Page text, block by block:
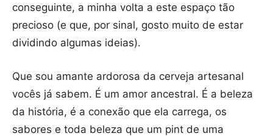
conseguinte, a minha volta a este espaço tão
precioso (e que, por sinal, gosto muito de estar
dividindo algumas ideias).
Que sou amante ardorosa da cerveja artesanal
vocês já sabem. É um amor ancestral. É a beleza
da história, é a conexão que ela carrega, os
sabores e toda beleza que um pint de uma